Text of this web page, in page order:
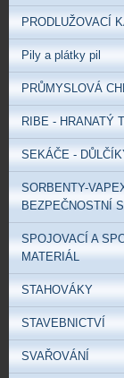
PRODLUŽOVACÍ
Pily a plátky pil
PRŮMYSLOVÁ
RIBE - HRANATÝ
SEKÁČE -
SORBENTY-
BEZPEČNOSTNÍ
SPOJOVACÍ A
MATERIÁL
STAHOVÁKY
STAVEBNICTVÍ
SVAŘOVÁNÍ